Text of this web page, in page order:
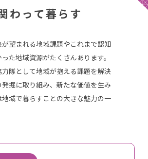
わって暮らす
望まれる地域課題やこれまで認知
た地域資源がたくさんあります。
隊として地域が抱える課題を解決
発掘に取り組み、新たな価値を生み
域で暮らすことの大きな魅力の一